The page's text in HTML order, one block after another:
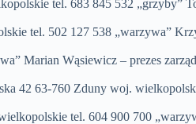
tel. 683 845 532 „grzyby”
tel. 502 127 538 „warzywa”
Marian Wąsiewicz – prezes
63-760 Zduny woj.
tel. 604 900 700